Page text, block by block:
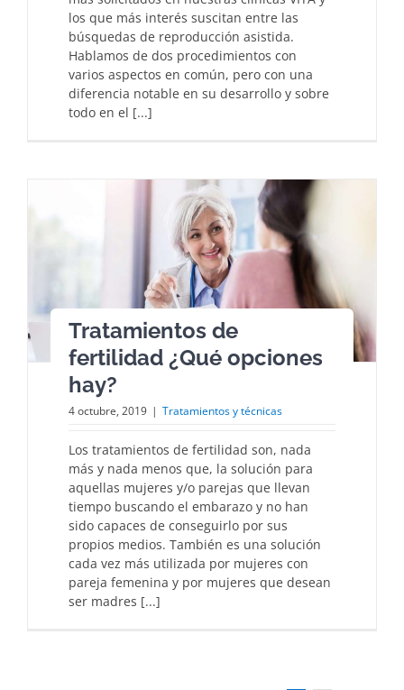
los que más interés suscitan entre las
búsquedas de reproducción asistida.
Hablamos de dos procedimientos con
varios aspectos en común, pero con una
diferencia notable en su desarrollo y sobre
todo en el [...]
Tratamientos de
fertilidad ¿Qué opciones
hay?
4 octubre, 2019 | Tratamientos y técnicas
Los tratamientos de fertilidad son, nada
más y nada menos que, la solución para
aquellas mujeres y/o parejas que llevan
tiempo buscando el embarazo y no han
sido capaces de conseguirlo por sus
propios medios. También es una solución
cada vez más utilizada por mujeres con
pareja femenina y por mujeres que desean
ser madres [...]